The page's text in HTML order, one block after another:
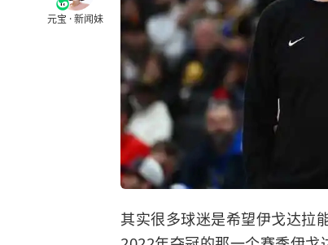
元宝 · 新闻妹
其实很多球迷是希望伊戈达拉